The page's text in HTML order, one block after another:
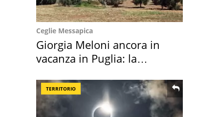
Ceglie Messapica
Giorgia Meloni ancora in
vacanza in Puglia: la
TERRITORIO